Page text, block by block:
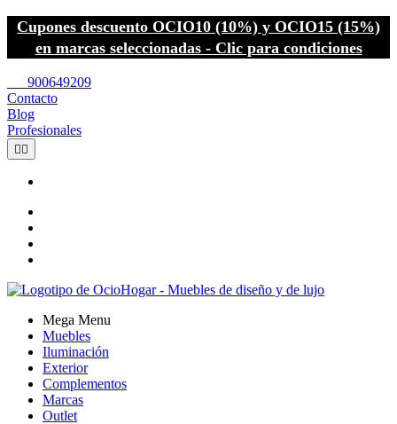
Cupones descuento OCIO10 (10%) y OCIO15 (15%)
en marcas seleccionadas - Clic para condiciones
900649209
Contacto
Blog
Profesionales
 
Mega Menu
Muebles
Iluminación
Exterior
Complementos
Marcas
Outlet